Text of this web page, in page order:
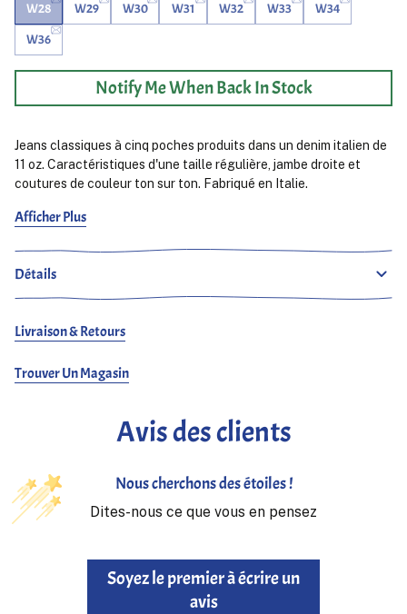
W28 W29 W30 W31 W32 W33
W34
W36
Notify Me When Back In Stock
Jeans classiques à cinq poches produits dans un denim italien de
11 oz. Caractéristiques d'une taille régulière, jambe droite et
coutures de couleur ton sur ton. Fabriqué en Italie.
Ludjero mesure 179 cm, de constitution mince et porte du 28.
Afficher Plus
Détails
Livraison & Retours
Trouver Un Magasin
Avis des clients
Nous cherchons des étoiles !
Dites-nous ce que vous en pensez
Soyez le premier à écrire un
avis